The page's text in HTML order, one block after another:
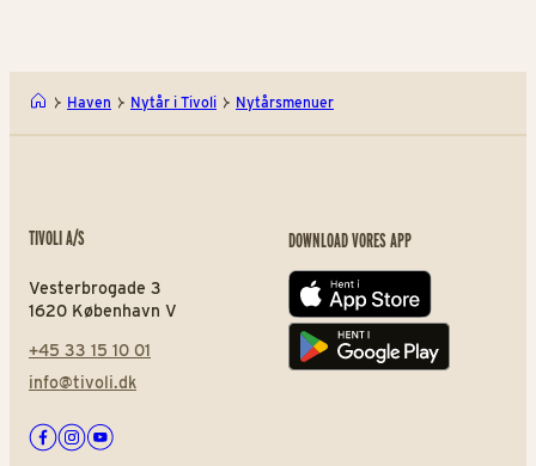
Haven Nytår i Tivoli Nytårsmenuer
TIVOLI A/S
Vesterbrogade 3
1620 København V
+45 33 15 10 01
info@tivoli.dk
Facebook
Instagram
Youtube
DOWNLOAD VORES APP
App store
Play store